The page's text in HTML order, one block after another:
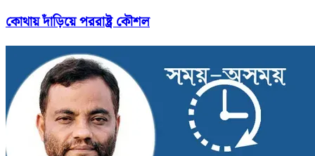
কোথায় দাঁড়িয়ে পররাষ্ট্র কৌশল